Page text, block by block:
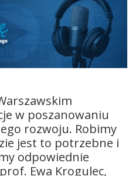
w poszanowaniu
rozwoju. Robimy
jest to potrzebne i
odpowiednie
Ewa Krogulec,